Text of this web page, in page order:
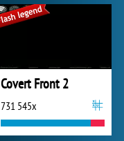
Covert Front 2
731 545x